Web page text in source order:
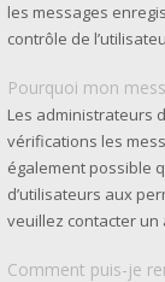
les messages
contrôle de
Pourquoi mon
Les administrateurs
vérifications les
également possible
d’utilisateurs aux
veuillez contacter
Comment puis-je